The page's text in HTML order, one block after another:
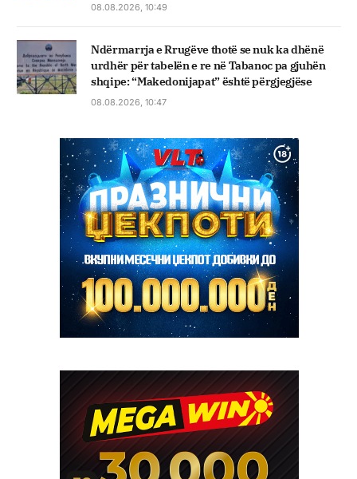
08.08.2026, 10:49
Ndërmarrja e Rrugëve thotë se nuk ka dhënë
urdhër për tabelën e re në Tabanoc pa gjuhën
shqipe: “Makedonijapat” është përgjegjëse
08.08.2026, 10:47